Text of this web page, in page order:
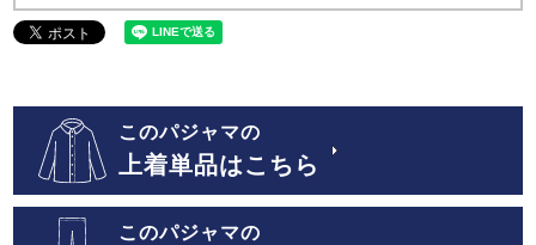
このパジャマの
上着単品はこちら
このパジャマの